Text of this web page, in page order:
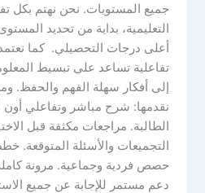
جميع المستويات. نحن نهتم بكل
التعليمية، بداية من تحديد
أعلى درجات التحصيلي. كما
تفاعلية تساعد على تبسيط
إلى أفكار سهلة الفهم والحفظ.
نقدمها: شرح مباشر وتفاعلي أون
الطالبة. مراجعات مكثفة قبل
التجميعات والأسئلة المتوقعة.
حصص فردية وجماعية. مرونة
دعم مستمر للإجابة عن جميع